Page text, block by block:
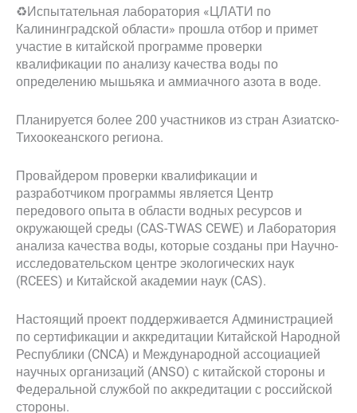
♻️Испытательная лаборатория «ЦЛАТИ по
Калининградской области» прошла отбор и примет
участие в китайской программе проверки
квалификации по анализу качества воды по
определению мышьяка и аммиачного азота в воде.
Планируется более 200 участников из стран Азиатско-
Тихоокеанского региона.
Провайдером проверки квалификации и
разработчиком программы является Центр
передового опыта в области водных ресурсов и
окружающей среды (CAS-TWAS CEWE) и Лаборатория
анализа качества воды, которые созданы при Научно-
исследовательском центре экологических наук
(RCEES) и Китайской академии наук (CAS).
Настоящий проект поддерживается Администрацией
по сертификации и аккредитации Китайской Народной
Республики (CNCA) и Международной ассоциацией
научных организаций (ANSO) с китайской стороны и
Федеральной службой по аккредитации с российской
стороны.